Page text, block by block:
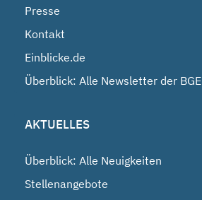
Presse
Kontakt
Einblicke.de
Überblick: Alle Newsletter der BGE
AKTUELLES
Überblick: Alle Neuigkeiten
Stellenangebote